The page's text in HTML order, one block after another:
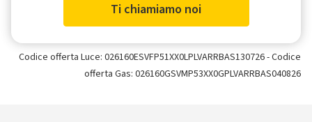
Ti chiamiamo noi
Codice offerta Luce: 026160ESVFP51XX0LPLVARRBAS130726 - Codice
offerta Gas: 026160GSVMP53XX0GPLVARRBAS040826